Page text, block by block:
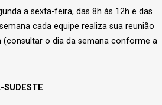
a sexta-feira, das 8h às 12h e das
cada equipe realiza sua reunião
(consultar o dia da semana conforme a
SUDESTE